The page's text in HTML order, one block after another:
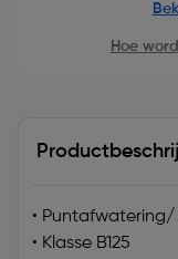
Hoe
• Puntafwatering/
• Klasse B125